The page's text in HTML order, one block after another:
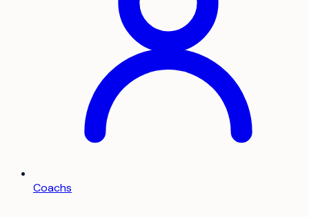
Coachs